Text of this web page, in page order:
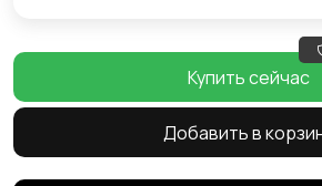
Купить сейчас
Добавить в